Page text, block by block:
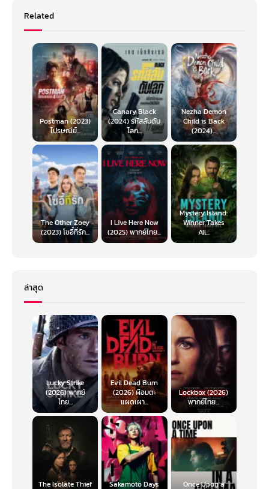
Related
Postman (2023)
ไปรษณีย์...
Canary Black
(2024) รหัสลับดับ
โลก...
Nezha Demon
Child is Back
(2024)...
The Other Zoey
(2023) โซอี้ที่รัก...
I Live Here Now
(2025) พากย์ไทย...
Mystery Island:
Winner Takes
All...
ล่าสุด
Lucky Strike
(2026) พากย์
ไทย...
Evil Dead Burn
(2026) ผีอมตะ
แผดเผา...
Lockbox (2026)
พากย์ไทย...
The Isolate Thief
Sakamoto Days
Once Upon a